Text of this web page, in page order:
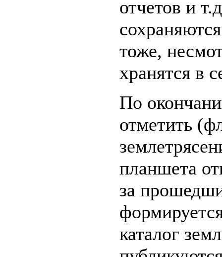
отчетов и
тоже,
хранятся в
По
отметить
планшета
за
каталог